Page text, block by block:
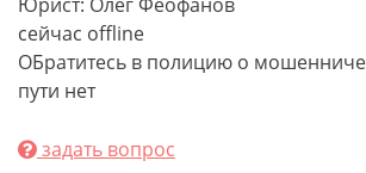
сейчас offline
ОБратитесь в полицию о
пути нет
задать вопрос